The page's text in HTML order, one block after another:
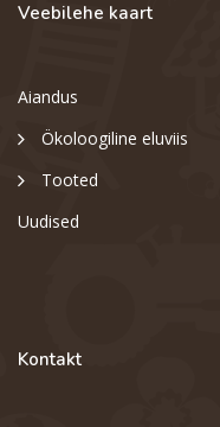
Veebilehe kaart
Aiandus
Ökoloogiline eluviis
Tooted
Uudised
Kontakt